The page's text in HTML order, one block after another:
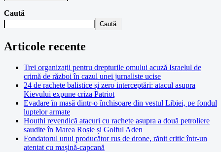
Caută
Caută
Articole recente
Trei organizații pentru drepturile omului acuză Israelul de
crimă de război în cazul unei jurnaliste ucise
24 de rachete balistice și zero interceptări: atacul asupra
Kievului expune criza Patriot
Evadare în masă dintr-o închisoare din vestul Libiei, pe fondul
luptelor armate
Houthi revendică atacuri cu rachete asupra a două petroliere
saudite în Marea Roșie și Golful Aden
Fondatorul unui producător rus de drone, rănit critic într-un
atentat cu mașină-capcană